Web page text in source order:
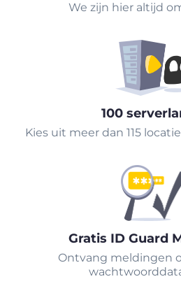
We zijn hier altijd
100
Kies uit meer dan 115
Gratis ID Guard
Ontvang meldingen